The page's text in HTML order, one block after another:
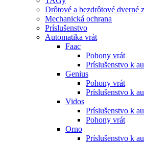
Drôtové a bezdrôtové dverné
Mechanická ochrana
Príslušenstvo
Automatika vrát
Faac
Pohony vrát
Príslušenstvo k
Genius
Pohony vrát
Príslušenstvo k
Vidos
Príslušenstvo k
Pohony vrát
Orno
Príslušenstvo k